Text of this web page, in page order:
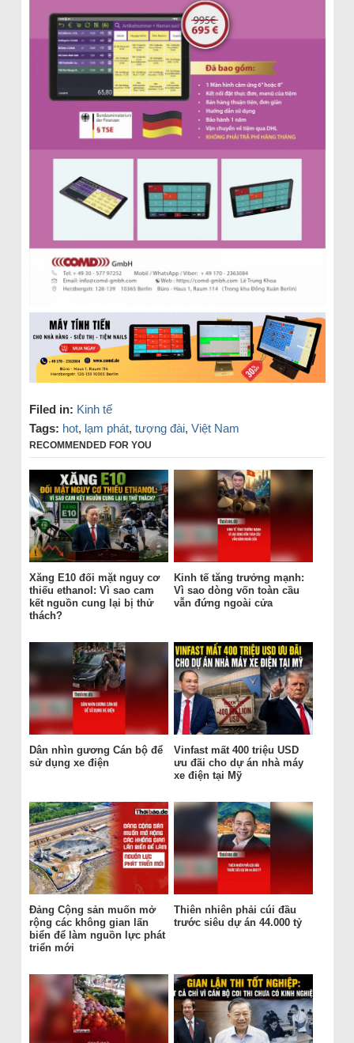
Filed in: Kinh tế
Tags: hot, lạm phát, tượng đài, Việt Nam
RECOMMENDED FOR YOU
Xăng E10 đối mặt nguy cơ
thiếu ethanol: Vì sao cam
kết nguồn cung lại bị thử
thách?
Kinh tế tăng trưởng mạnh:
Vì sao dòng vốn toàn cầu
vẫn đứng ngoài cửa
Dân nhìn gương Cán bộ để
sử dụng xe điện
Vinfast mất 400 triệu USD
ưu đãi cho dự án nhà máy
xe điện tại Mỹ
Đảng Cộng sản muốn mở
rộng các không gian lấn
biển để làm nguồn lực phát
triển mới
Thiên nhiên phải cúi đầu
trước siêu dự án 44.000 tỷ